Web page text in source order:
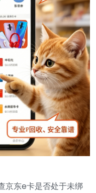
京东e卡是否处于未绑